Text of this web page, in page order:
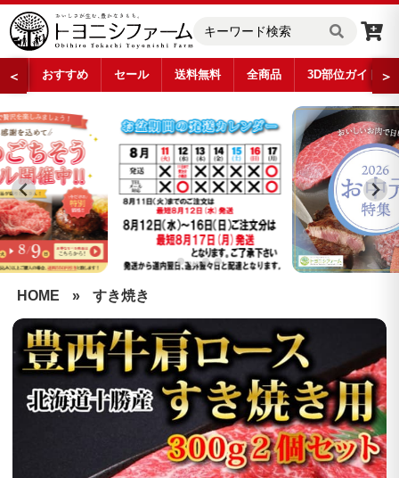
＜ おすすめ セール 送料無料 全商品 3D部位ガイド ＞
HOME » すき焼き